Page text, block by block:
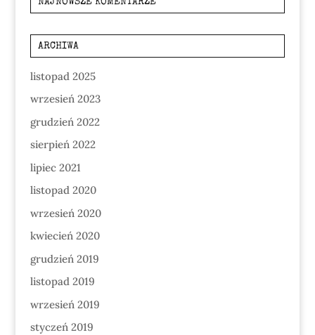
ARCHIWA
listopad 2025
wrzesień 2023
grudzień 2022
sierpień 2022
lipiec 2021
listopad 2020
wrzesień 2020
kwiecień 2020
grudzień 2019
listopad 2019
wrzesień 2019
styczeń 2019